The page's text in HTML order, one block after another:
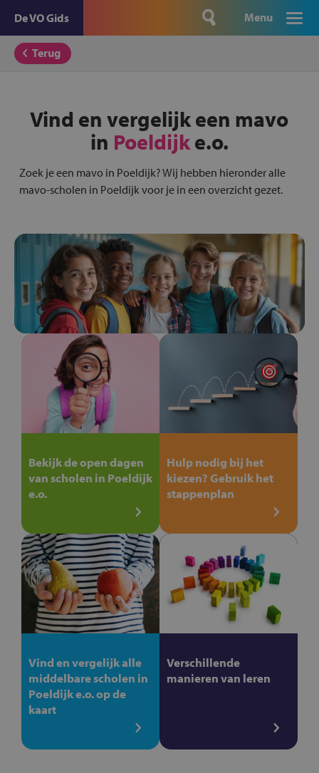
De VO Gids Menu
Terug
Vind en vergelijk een mavo
in Poeldijke.o.
Zoek je een mavo in Poeldijk? Wij hebben hieronder alle
mavo-scholen in Poeldijk voor je in een overzicht gezet.
Bekijk de open dagen
van scholen in Poeldijk
e.o.
Hulp nodig bij het
kiezen? Gebruik het
stappenplan
Vind en vergelijk alle
middelbare scholen in
Poeldijk e.o. op de
kaart
Verschillende
manieren van leren